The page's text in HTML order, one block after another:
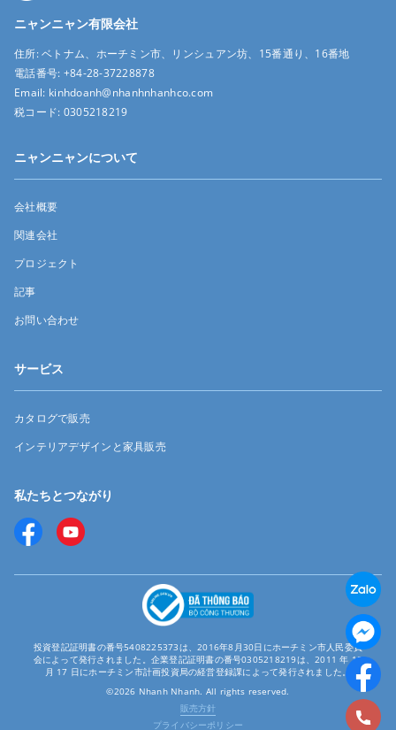
ニャンニャン有限会社
住所:ベトナム、ホーチミン市、リンシュアン坊、15番通り、16番地
電話番号: +84-28-37228878
Email: kinhdoanh@nhanhnhanhco.com
税コード: 0305218219
ニャンニャンについて
会社概要
関連会社
プロジェクト
記事
お問い合わせ
サービス
カタログで販売
インテリアデザインと家具販売
私たちとつながり
投資登記証明書の番号5408225373は、2016年8月30日にホーチミン市人民委員
会によって発行されました。企業登記証明書の番号0305218219は、2011 年 12
月 17 日にホーチミン市計画投資局の経営登録課によって発行されました。
©2026 Nhanh Nhanh. All rights reserved.
販売方針
プライバシーポリシー